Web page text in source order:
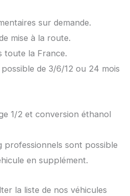
sur demande.
mise à la route.
toute la France.
de 3/6/12 ou 24 mois
1/2 et conversion éthanol
professionnels sont possible
en supplément.
la liste de nos véhicules